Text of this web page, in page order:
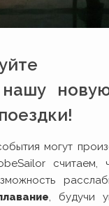
нашу
могут
считаем,
, будучи